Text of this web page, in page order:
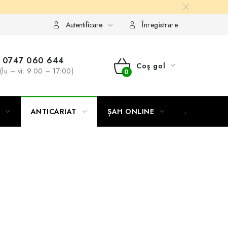
Autentificare Înregistrare
0747 060 644
(lu – vi: 9:00 – 17:00)
COŞ
CUMPĂRĂTURI
Coş gol
ANTICARIAT ȘAH ONLINE MERCH